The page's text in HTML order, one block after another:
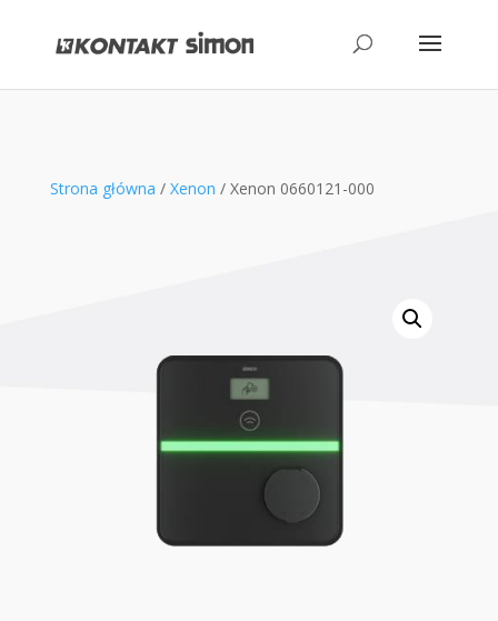
Strona główna / Xenon / Xenon 0660121-000